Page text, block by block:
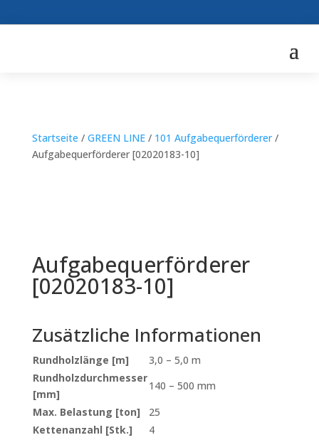
Startseite / GREEN LINE/ 101 Aufgabequerförderer/
Aufgabequerförderer [02020183-10]
Aufgabequerförderer
[02020183-10]
Zusätzliche Informationen
Rundholzlänge [m]
3,0 – 5,0 m
Rundholzdurchmesser
[mm]
140 – 500 mm
Max. Belastung [ton]
25
Kettenanzahl [Stk.]
4